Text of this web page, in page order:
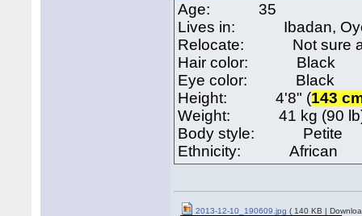
Age: 35
Lives in: Ibadan,
Relocate: Not sure
Hair color: Black
Eye color: Black
Height: 4'8" (143
Weight: 41 kg (90
Body style:
Ethnicity: African
2013-12-10_190609.jpg ( 140 KB |